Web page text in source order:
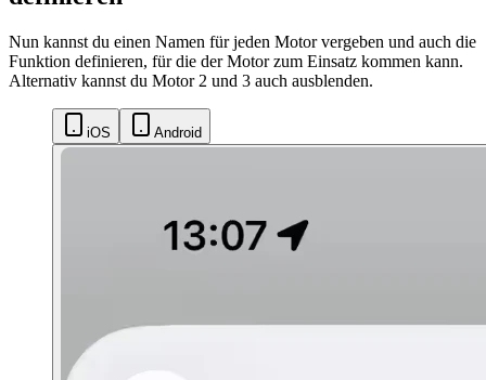
Nun kannst du einen Namen für jeden Motor vergeben und auch die
Funktion definieren, für die der Motor zum Einsatz kommen kann.
Alternativ kannst du Motor 2 und 3 auch ausblenden.
iOS Android